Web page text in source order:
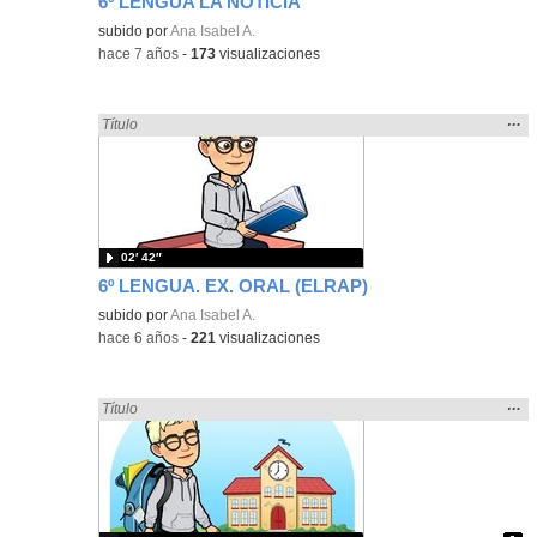
Contenido educativo.
subido porAna Isabel A.
-hace 7 años -173 visualizaciones
6º LENGUA. EX. ORAL (ELRAP)
Encontrado «Oral» en:
Título
la
…
subido porAna Isabel A.
02′ 42″
-hace 6 años -221 visualizaciones
Encontrado «Oral» en:
Título
la
…